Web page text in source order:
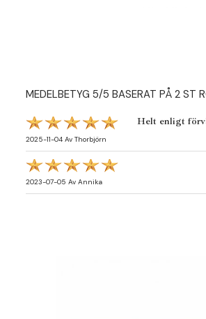
MEDELBETYG 5/5 BASERAT PÅ 2 ST
2025-11-04 Av Thorbjörn
Helt enligt
2023-07-05 Av Annika